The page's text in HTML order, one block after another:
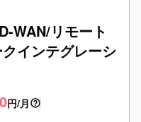
WAN/リモート
インテグレーシ
円/月